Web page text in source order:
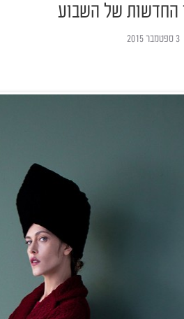
החדשות של השבוע